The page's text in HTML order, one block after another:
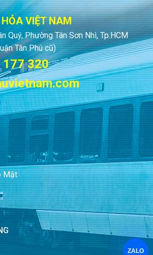
VIỆT NAM
Quý, Phường Tân Sơn Nhì, Tp.HCM
Tân Phú cũ)
177 320
Mật
ZALO